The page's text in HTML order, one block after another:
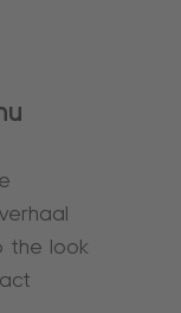
the look